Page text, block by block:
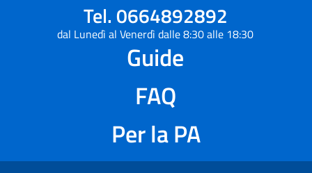
Tel. 0664892892
dal Lunedì al Venerdì dalle 8:30 alle 18:30
Guide
FAQ
Per la PA